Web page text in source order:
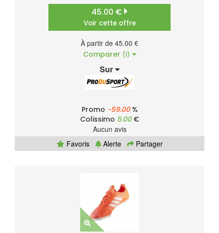
45.00 €
Voir cette offre
À partir de 45.00 €
Comparer (1)
Sur
Promo -59.00%
Colissimo 5.00€
Aucun avis
Favoris
Alerte Partager